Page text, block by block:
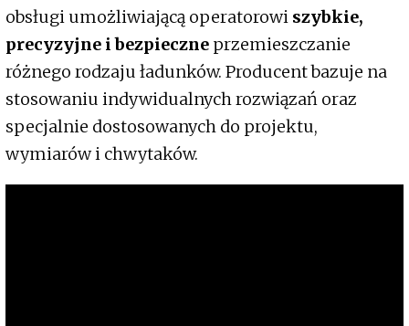
obsługi umożliwiającą operatorowi szybkie,
precyzyjne i bezpieczne przemieszczanie
różnego rodzaju ładunków. Producent bazuje na
stosowaniu indywidualnych rozwiązań oraz
specjalnie dostosowanych do projektu,
wymiarów i chwytaków.